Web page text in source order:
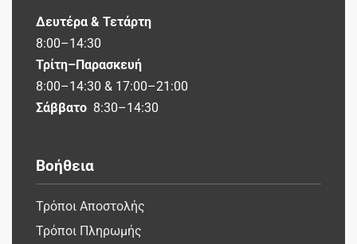
Δευτέρα & Τετάρτη
8:00–14:30
Τρίτη–Παρασκευή
8:00–14:30 & 17:00–21:00
Σάββατο 8:30–14:30
Βοήθεια
Τρόποι Αποστολής
Τρόποι Πληρωμής